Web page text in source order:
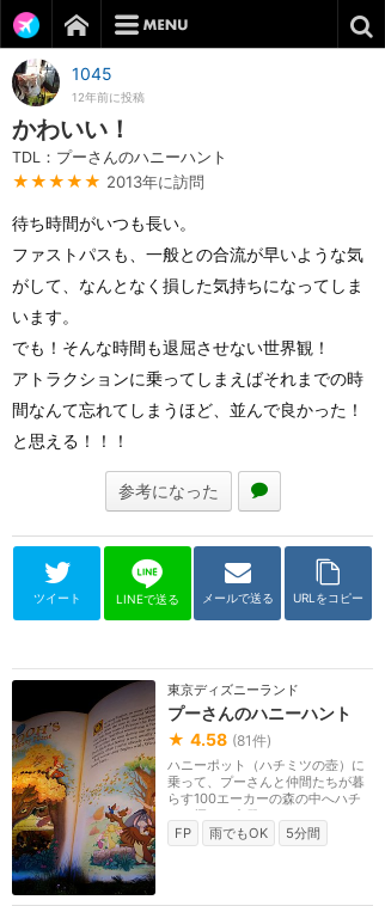
1045
12年前に投稿
かわいい！
TDL：プーさんのハニーハント
★★★★★ 2013年に訪問
待ち時間がいつも長い。
ファストパスも、一般との合流が早いような気
がして、なんとなく損した気持ちになってしま
います。
でも！そんな時間も退屈させない世界観！
アトラクションに乗ってしまえばそれまでの時
間なんて忘れてしまうほど、並んで良かった！
と思える！！！
参考になった
ツイート LINEで送る メールで送る URLをコピー
東京ディズニーランド
プーさんのハニーハント
★ 4.58 (81件)
ハニーポット（ハチミツの壺）に
乗って、プーさんと仲間たちが暮
らす100エーカーの森の中へハチ
ミツ探しに出発！！...
FP
雨でもOK 5分間